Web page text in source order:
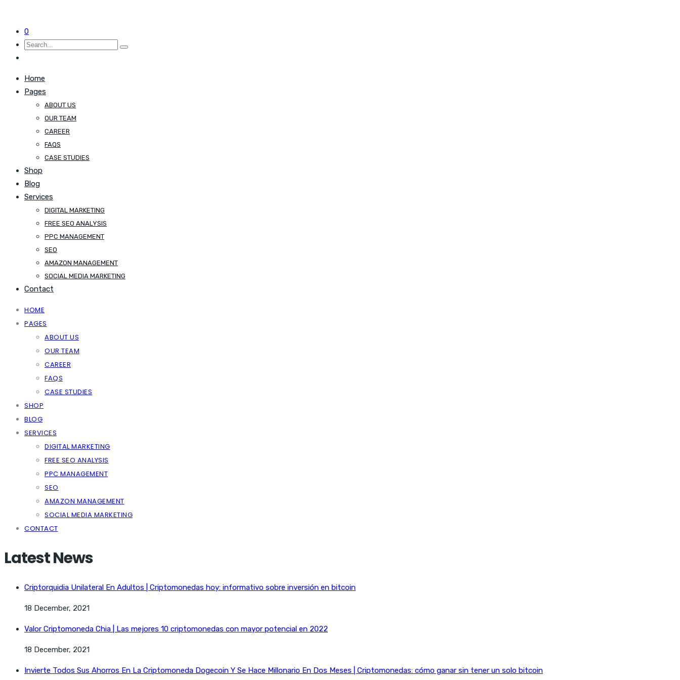
0
Home
Pages
ABOUT US
OUR TEAM
CAREER
FAQS
CASE STUDIES
Shop
Blog
Services
DIGITAL MARKETING
FREE SEO ANALYSIS
PPC MANAGEMENT
SEO
AMAZON MANAGEMENT
SOCIAL MEDIA MARKETING
Contact
HOME
PAGES
ABOUT US
OUR TEAM
CAREER
FAQS
CASE STUDIES
SHOP
BLOG
SERVICES
DIGITAL MARKETING
FREE SEO ANALYSIS
PPC MANAGEMENT
SEO
AMAZON MANAGEMENT
SOCIAL MEDIA MARKETING
CONTACT
Latest News
Criptorquidia Unilateral En Adultos | Criptomonedas hoy: informativo sobre inversión en bitcoin
18 December, 2021
Valor Criptomoneda Chia | Las mejores 10 criptomonedas con mayor potencial en 2022
18 December, 2021
Invierte Todos Sus Ahorros En La Criptomoneda Dogecoin Y Se Hace Millonario En Dos Meses | Criptomonedas: cómo ganar sin tener un solo bitcoin